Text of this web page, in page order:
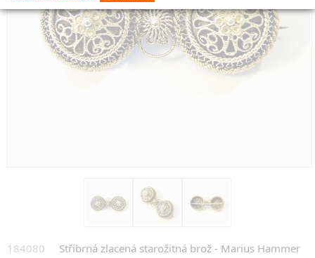
184080 Stříbrná zlacená starožitná brož - Marius Hammer